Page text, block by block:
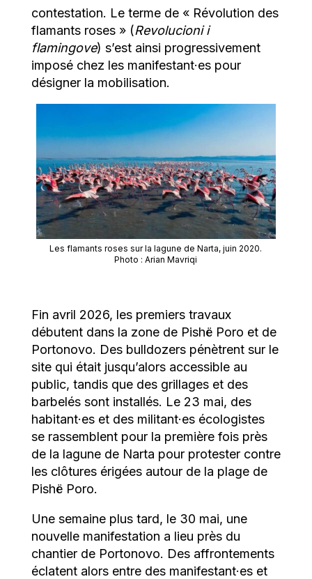
contestation. Le terme de « Révolution des
flamants roses » (Revolucioni i
flamingove) s’est ainsi progressivement
imposé chez les manifestant·es pour
désigner la mobilisation.
Les flamants roses sur la lagune de Narta, juin 2020.
Photo : Arian Mavriqi
Fin avril 2026, les premiers travaux
débutent dans la zone de Pishë Poro et de
Portonovo. Des bulldozers pénètrent sur le
site qui était jusqu’alors accessible au
public, tandis que des grillages et des
barbelés sont installés. Le 23 mai, des
habitant·es et des militant·es écologistes
se rassemblent pour la première fois près
de la lagune de Narta pour protester contre
les clôtures érigées autour de la plage de
Pishë Poro.
Une semaine plus tard, le 30 mai, une
nouvelle manifestation a lieu près du
chantier de Portonovo. Des affrontements
éclatent alors entre des manifestant·es et